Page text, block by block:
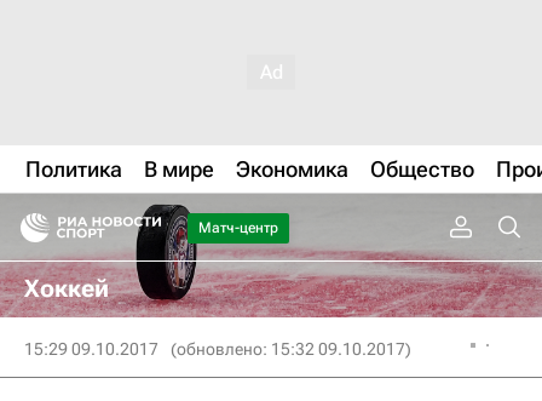
Политика В мире Экономика Общество
Матч-центр
Хоккей
15:29 09.10.2017 (обновлено: 15:32 09.10.2017)